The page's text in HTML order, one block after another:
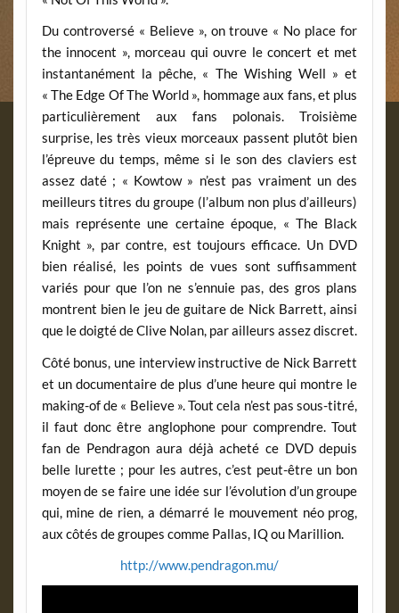
Du controversé « Believe », on trouve « No place for
the innocent », morceau qui ouvre le concert et met
instantanément la pêche, « The Wishing Well » et
« The Edge Of The World », hommage aux fans, et plus
particulièrement aux fans polonais. Troisième
surprise, les très vieux morceaux passent plutôt bien
l’épreuve du temps, même si le son des claviers est
assez daté ; « Kowtow » n’est pas vraiment un des
meilleurs titres du groupe (l’album non plus d’ailleurs)
mais représente une certaine époque, « The Black
Knight », par contre, est toujours efficace. Un DVD
bien réalisé, les points de vues sont suffisamment
variés pour que l’on ne s’ennuie pas, des gros plans
montrent bien le jeu de guitare de Nick Barrett, ainsi
que le doigté de Clive Nolan, par ailleurs assez discret.
Côté bonus, une interview instructive de Nick Barrett
et un documentaire de plus d’une heure qui montre le
making-of de « Believe ». Tout cela n’est pas sous-titré,
il faut donc être anglophone pour comprendre. Tout
fan de Pendragon aura déjà acheté ce DVD depuis
belle lurette ; pour les autres, c’est peut-être un bon
moyen de se faire une idée sur l’évolution d’un groupe
qui, mine de rien, a démarré le mouvement néo prog,
aux côtés de groupes comme Pallas, IQ ou Marillion.
http://www.pendragon.mu/